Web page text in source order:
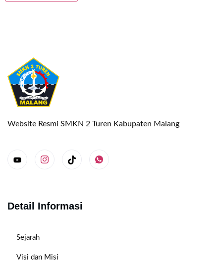
Website Resmi SMKN 2 Turen Kabupaten Malang
Detail Informasi
Sejarah
Visi dan Misi